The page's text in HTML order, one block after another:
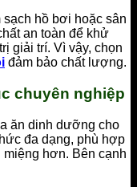
hồ bơi hoặc sân
an toàn để khử
giải trí. Vì vậy, chọn
đảm bảo chất lượng.
chuyên nghiệp
ăn dinh dưỡng cho
đa dạng, phù hợp
hơn. Bên cạnh